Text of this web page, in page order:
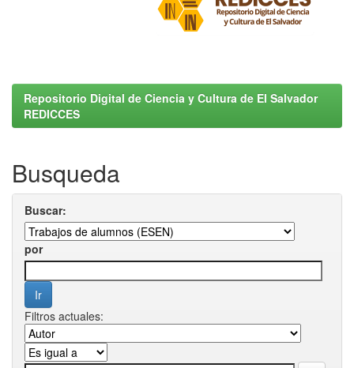
Repositorio Digital de Ciencia y Cultura de El Salvador
REDICCES
Busqueda
Buscar:
por
Filtros actuales: